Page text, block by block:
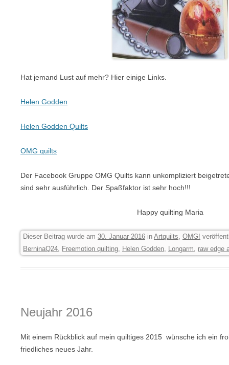
Hat jemand Lust auf mehr? Hier einige Links.
Helen Godden
Helen Godden Quilts
OMG quilts
Der Facebook Gruppe OMG Quilts kann unkompliziert
sind sehr ausführlich. Der Spaßfaktor ist sehr hoch!!!
Happy quilting Maria
Dieser Beitrag wurde am 30. Januar 2016 in Artquilts, OMG!
BerninaQ24, Freemotion quilting, Helen Godden, Longarm, raw edge
Neujahr 2016
Mit einem Rückblick auf mein quiltiges 2015 wünsche ich ein
friedliches neues Jahr.